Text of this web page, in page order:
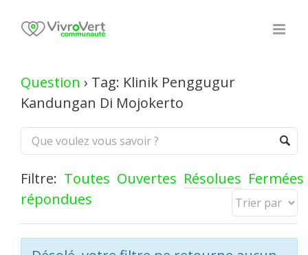
Question › Tag: Klinik Penggugur
Kandungan Di Mojokerto
Filtre: Toutes Ouvertes Résolues Fermées
répondues